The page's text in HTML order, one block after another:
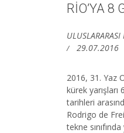
RİO’YA 8
ULUSLARARASI
29.07.2016
2016, 31. Yaz
kürek
tarihleri
Rodrigo de
tekne